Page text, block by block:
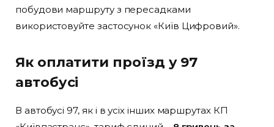
побудови маршруту з пересадками
використовуйте застосунок «Київ Цифровий».
Як оплатити проїзд у 97
автобусі
В автобусі 97, як і в усіх інших маршрутах КП